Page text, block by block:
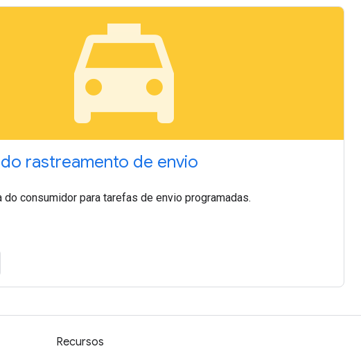
local_taxi
rastreamento de envio
do consumidor para tarefas de envio programadas.
Recursos